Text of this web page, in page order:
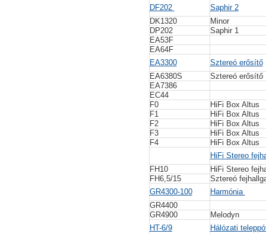
DF202
Saphir 2
DK1320
Minor
DP202
Saphir 1
EA53F
EA64F
EA3300
Sztereó erősítő
EA6380S
Sztereó erősítő
EA7386
EC44
F0
HiFi Box Altus
F1
HiFi Box Altus
F2
HiFi Box Altus
F3
HiFi Box Altus
F4
HiFi Box Altus
HiFi Stereo
FH10
HiFi Stereo
FH6,5/15
Sztereó
GR4300-100
Harmónia
GR4400
GR4900
Melodyn
HT-6/9
Hálózati